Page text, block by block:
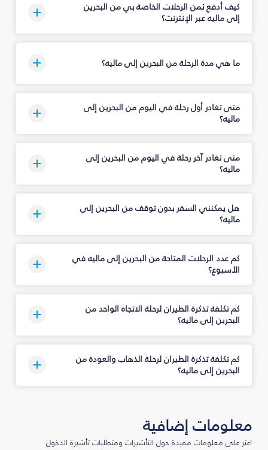
كيف أدفع ثمن الرحلات الخاصة بي من البحرين
إلى ماليه عبر الإنترنت؟
ما هي مدة الرحلة من البحرين إلى ماليه؟
متى تغادر أول رحلة في اليوم من البحرين إلى
ماليه؟
متى تغادر آخر رحلة في اليوم من البحرين إلى
ماليه؟
هل يمكنني السفر بدون توقف من البحرين إلى
ماليه؟
كم عدد الرحلات المتاحة من البحرين إلى ماليه في
الأسبوع؟
كم تكلفة تذكرة الطيران لرحلة الاتجاه الواحد من
البحرين إلى ماليه؟
كم تكلفة تذكرة الطيران لرحلة الذهاب والعودة من
البحرين إلى ماليه؟
معلومات إضافية
اعثر على معلومات مفيدة حول التأشيرات ومتطلبات تأشيرة الدخول